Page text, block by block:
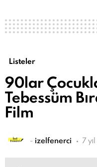
Listeler
90lar
Tebessüm
Film
- izelfenerci 7